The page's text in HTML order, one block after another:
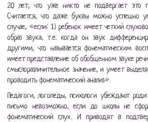
20 лет, что уже никто не подвергает это
Считается, что даже буквы можно успешно
случае, «если: 1) ребенок имеет четкий
образ звука, т.е. когда он звук
другими, что называется фонематическим
имеет представление об обобщенном звуке
смыслоразличительное значение, и умеет
проводить фонематический анализ».
Педагоги, логопеды, психологи убеждают
письмо невозможно, если до школы не
фонематический слух. И приводят в